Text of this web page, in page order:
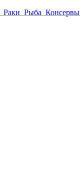
Раки Рыба Консервы